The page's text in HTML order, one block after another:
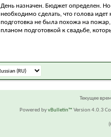
День назначен. Бюджет определен. Но
необходимо сделать, что голова
подготовка не была похожа на пожар,
планом подготовкой к свадьбе,
Текущее
Powered byvBulletin™ Version 4.0.3